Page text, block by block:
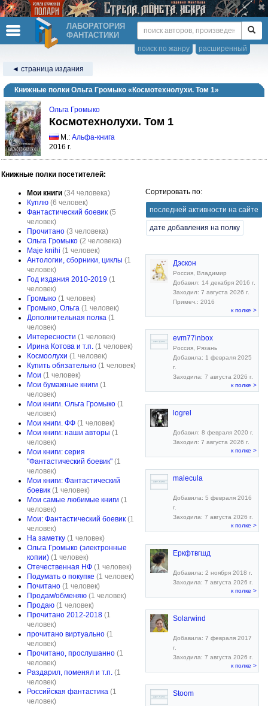
ЛАБОРАТОРИЯ
ФАНТАСТИКИ
расширенный
поиск по жанру
◄ страница издания
Книжные полки Ольга Громыко «Космотехнолухи. Том 1»
Ольга Громыко
Космотехнолухи. Том 1
М.: Альфа-книга
2016 г.
Книжные полки посетителей:
Мои книги (34 человека)
Куплю (6 человек)
Фантастический боевик (5
человек)
Прочитано (3 человека)
Ольга Громыко (2 человека)
Maje knihi (1 человек)
Антологии, сборники, циклы (1
человек)
Год издания 2010-2019 (1
человек)
Громыко (1 человек)
Громыко, Ольга (1 человек)
Дополнительная полка (1
человек)
Интересности (1 человек)
Ирина Котова и т.п. (1 человек)
Космоолухи (1 человек)
Купить обязательно (1 человек)
Мои (1 человек)
Мои бумажные книги (1
человек)
Мои книги. Ольга Громыко (1
человек)
Мои книги. ФФ (1 человек)
Мои книги: наши авторы (1
человек)
Мои книги: серия
"Фантастический боевик" (1
человек)
Мои книги: Фантастический
боевик (1 человек)
Мои самые любимые книги (1
человек)
Мои: Фантастический боевик (1
человек)
На заметку (1 человек)
Ольга Громыко (электронные
копии) (1 человек)
Отечественная НФ (1 человек)
Подумать о покупке (1 человек)
Почитано (1 человек)
Продам/обменяю (1 человек)
Продаю (1 человек)
Прочитано 2012-2018 (1
человек)
прочитано виртуально (1
человек)
Прочитано, прослушанно (1
человек)
Раздарил, поменял и т.п. (1
человек)
Российская фантастика (1
человек)
Сортировать по:
последней активности на сайте
дате добавления на полку
Дэскон
Россия, Владимир
Добавил: 14 декабря 2016 г.
Заходил: 7 августа 2026 г.
Примеч.: 2016
к полке >
evm77inbox
Россия, Рязань
Добавила: 1 февраля 2025
г.
Заходила: 7 августа 2026 г.
к полке >
logrel
Добавил: 8 февраля 2020 г.
Заходил: 7 августа 2026 г.
к полке >
malecula
Добавила: 5 февраля 2016
г.
Заходила: 7 августа 2026 г.
к полке >
Еркфтвгшд
Добавила: 2 ноября 2018 г.
Заходила: 7 августа 2026 г.
к полке >
Solarwind
Добавила: 7 февраля 2017
г.
Заходила: 7 августа 2026 г.
к полке >
Stoom